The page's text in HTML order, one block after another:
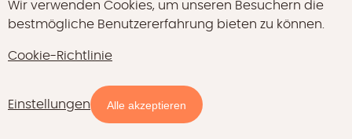
Karte
Veranda für entspanntes Leben im Freien
€ 155,00 Nacht
Hervorragend
Wir verwenden Cookies, um unseren Besuchern die
bestmögliche Benutzererfahrung bieten zu können.
Cookie-Richtlinie
Einstellungen Alle akzeptieren